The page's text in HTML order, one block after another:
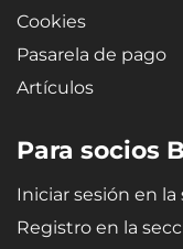
Cookies
Pasarela de pago
Artículos
Para socios
Iniciar sesión en la
Registro en la